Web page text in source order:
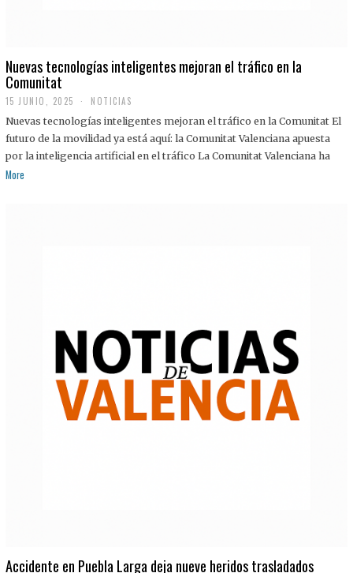
Nuevas tecnologías inteligentes mejoran el tráfico en la
Comunitat
15 JUNIO, 2025 NOTICIAS
Nuevas tecnologías inteligentes mejoran el tráfico en la Comunitat El
futuro de la movilidad ya está aquí: la Comunitat Valenciana apuesta
por la inteligencia artificial en el tráfico La Comunitat Valenciana ha
More
Accidente en Puebla Larga deja nueve heridos trasladados